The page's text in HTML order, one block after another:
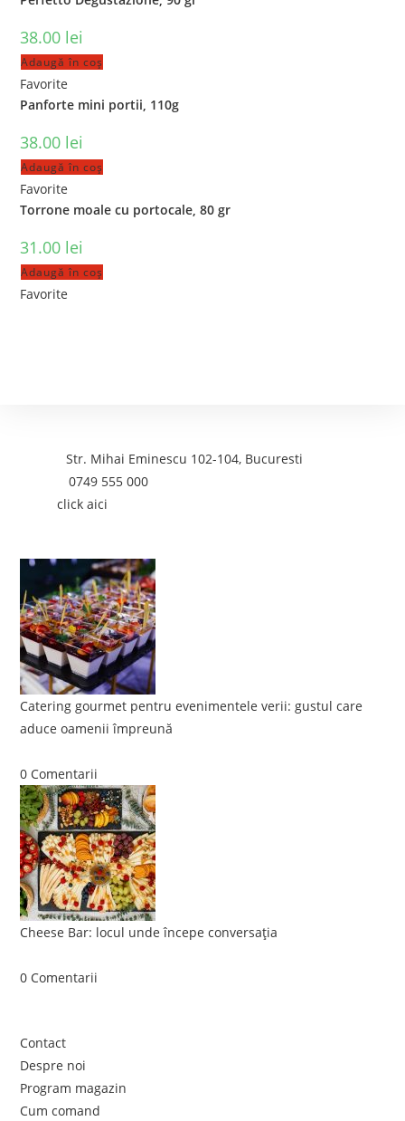
38.00 lei
Adaugă în coș
Favorite
Panforte mini portii, 110g
38.00 lei
Adaugă în coș
Favorite
Torrone moale cu portocale, 80 gr
31.00 lei
Adaugă în coș
Favorite
Adresa:Str. Mihai Eminescu 102-104, Bucuresti
Telefon:0749 555 000
Email:click aici
Catering gourmet pentru evenimentele verii: gustul care
aduce oamenii împreună
0 Comentarii
Cheese Bar: locul unde începe conversația
0 Comentarii
Contact
Despre noi
Program magazin
Cum comand